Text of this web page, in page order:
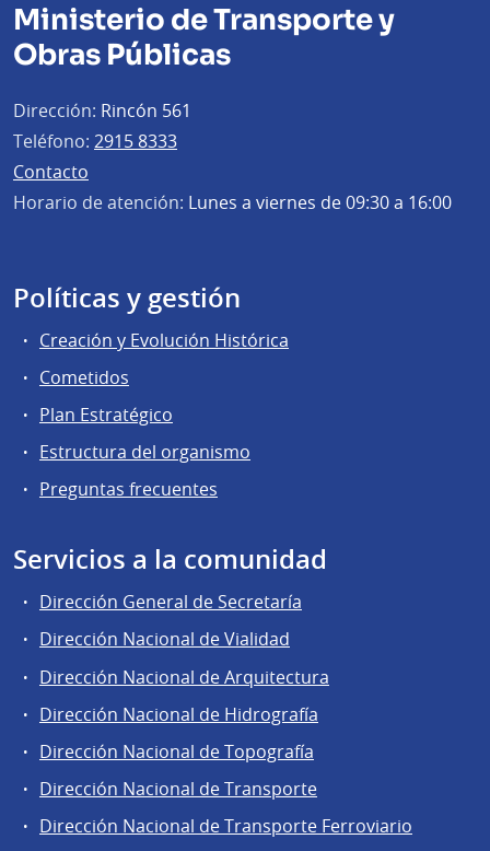
Ministerio de Transporte y
Obras Públicas
Dirección: Rincón 561
Teléfono: 2915 8333
Contacto
Horario de atención: Lunes a viernes de 09:30 a 16:00
Políticas y gestión
Creación y Evolución Histórica
Cometidos
Plan Estratégico
Estructura del organismo
Preguntas frecuentes
Servicios a la comunidad
Dirección General de Secretaría
Dirección Nacional de Vialidad
Dirección Nacional de Arquitectura
Dirección Nacional de Hidrografía
Dirección Nacional de Topografía
Dirección Nacional de Transporte
Dirección Nacional de Transporte Ferroviario